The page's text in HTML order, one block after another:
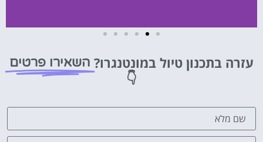
רכב
פה!
עזרה בתכנון טיול במונטנגרו? השאירו פרטים
👇